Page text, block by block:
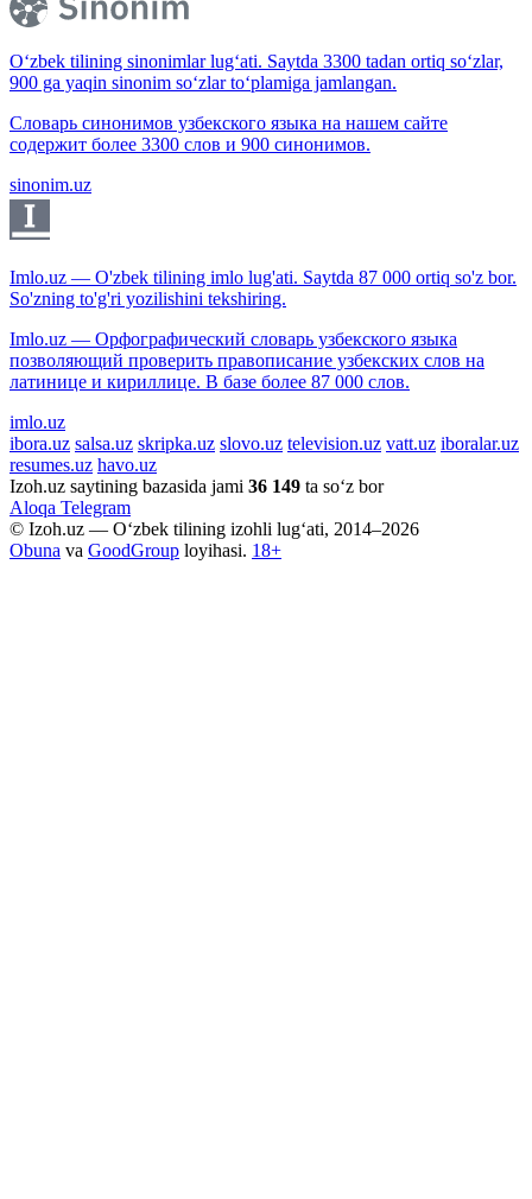
O‘zbek tilining sinonimlar lug‘ati. Saytda 3300 tadan ortiq so‘zlar,
900 ga yaqin sinonim so‘zlar to‘plamiga jamlangan.
Словарь синонимов узбекского языка на нашем сайте
содержит более 3300 слов и 900 синонимов.
sinonim.uz
Imlo.uz — O'zbek tilining imlo lug'ati. Saytda 87 000 ortiq so'z bor.
So'zning to'g'ri yozilishini tekshiring.
Imlo.uz — Орфографический словарь узбекского языка
позволяющий проверить правописание узбекских слов на
латинице и кириллице. В базе более 87 000 слов.
imlo.uz
ibora.uz salsa.uz skripka.uz slovo.uz television.uz vatt.uz iboralar.uz
resumes.uz havo.uz
Izoh.uz saytining bazasida jami 36 149 ta so‘z bor
Aloqa Telegram
© Izoh.uz — O‘zbek tilining izohli lug‘ati, 2014–2026
Obuna va GoodGroup loyihasi. 18+